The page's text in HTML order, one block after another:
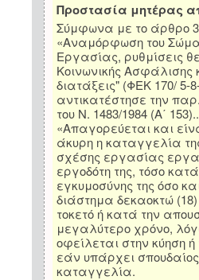
Προστασία μητέρας
Σύμφωνα με το άρθρο
«Αναμόρφωση του
Εργασίας, ρυθμίσεις
Κοινωνικής Ασφάλισης
διατάξεις" (ΦΕΚ 170/ 5-
αντικατέστησε την
του Ν. 1483/1984 (Α΄
«Απαγορεύεται και
άκυρη η καταγγελία
σχέσης εργασίας
εργοδότη της, τόσο
εγκυμοσύνης της όσο
διάστημα δεκαοκτώ
τοκετό ή κατά την
μεγαλύτερο χρόνο,
οφείλεται στην κύηση ή
εάν υπάρχει
καταγγελία.